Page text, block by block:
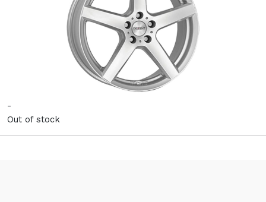
-
Out of stock